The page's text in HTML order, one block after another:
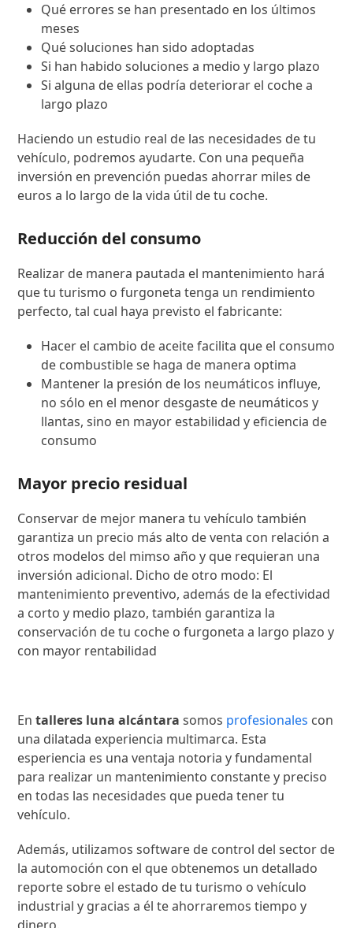
Qué errores se han presentado en los últimos
meses
Qué soluciones han sido adoptadas
Si han habido soluciones a medio y largo plazo
Si alguna de ellas podría deteriorar el coche a
largo plazo
Haciendo un estudio real de las necesidades de tu
vehículo, podremos ayudarte. Con una pequeña
inversión en prevención puedas ahorrar miles de
euros a lo largo de la vida útil de tu coche.
Reducción del consumo
Realizar de manera pautada el mantenimiento hará
que tu turismo o furgoneta tenga un rendimiento
perfecto, tal cual haya previsto el fabricante:
Hacer el cambio de aceite facilita que el consumo
de combustible se haga de manera optima
Mantener la presión de los neumáticos influye,
no sólo en el menor desgaste de neumáticos y
llantas, sino en mayor estabilidad y eficiencia de
consumo
Mayor precio residual
Conservar de mejor manera tu vehículo también
garantiza un precio más alto de venta con relación a
otros modelos del mimso año y que requieran una
inversión adicional. Dicho de otro modo: El
mantenimiento preventivo, además de la efectividad
a corto y medio plazo, también garantiza la
conservación de tu coche o furgoneta a largo plazo y
con mayor rentabilidad
Entalleres luna alcántara somos profesionales con
una dilatada experiencia multimarca. Esta
esperiencia es una ventaja notoria y fundamental
para realizar un mantenimiento constante y preciso
en todas las necesidades que pueda tener tu
vehículo.
Además, utilizamos software de control del sector de
la automoción con el que obtenemos un detallado
reporte sobre el estado de tu turismo o vehículo
industrial y gracias a él te ahorraremos tiempo y